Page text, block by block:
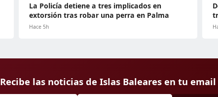
La Policía detiene a tres implicados en
extorsión tras robar una perra en Palma
Hace 5h
Recibe las noticias de Islas Baleares en tu email